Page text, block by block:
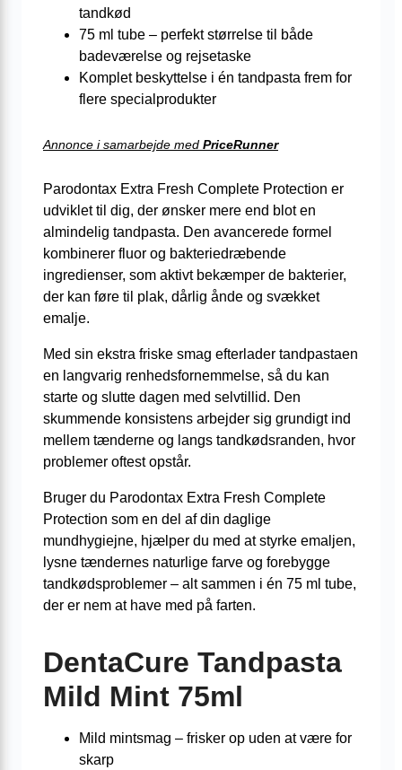
tandkød
75 ml tube – perfekt størrelse til både
badeværelse og rejsetaske
Komplet beskyttelse i én tandpasta frem for
flere specialprodukter
Annonce i samarbejde med PriceRunner
Parodontax Extra Fresh Complete Protection er
udviklet til dig, der ønsker mere end blot en
almindelig tandpasta. Den avancerede formel
kombinerer fluor og bakteriedræbende
ingredienser, som aktivt bekæmper de bakterier,
der kan føre til plak, dårlig ånde og svækket
emalje.
Med sin ekstra friske smag efterlader tandpastaen
en langvarig renhedsfornemmelse, så du kan
starte og slutte dagen med selvtillid. Den
skummende konsistens arbejder sig grundigt ind
mellem tænderne og langs tandkødsranden, hvor
problemer oftest opstår.
Bruger du Parodontax Extra Fresh Complete
Protection som en del af din daglige
mundhygiejne, hjælper du med at styrke emaljen,
lysne tændernes naturlige farve og forebygge
tandkødsproblemer – alt sammen i én 75 ml tube,
der er nem at have med på farten.
DentaCure Tandpasta
Mild Mint 75ml
Mild mintsmag ‒ frisker op uden at være for
skarp